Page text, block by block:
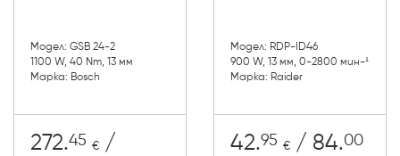
Модел: GSB 24-2
1100 W, 40 Nm, 13 мм
Марка: Bosch
272.45 € /
Модел: RDP-ID46
900 W, 13 мм, 0-2800 мин-¹
Марка: Raider
42.95 € / 84.00